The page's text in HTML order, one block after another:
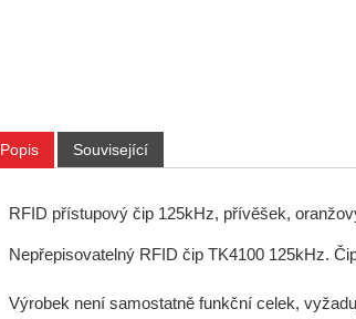
Popis Související
RFID přístupový čip 125kHz, přívěšek,
Nepřepisovatelný RFID čip TK4100 125kHz.
Výrobek není samostatně funkční celek,